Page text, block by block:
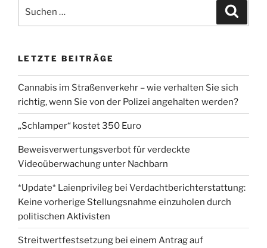
nach:
LETZTE BEITRÄGE
Cannabis im Straßenverkehr – wie verhalten Sie sich
richtig, wenn Sie von der Polizei angehalten werden?
„Schlamper“ kostet 350 Euro
Beweisverwertungsverbot für verdeckte
Videoüberwachung unter Nachbarn
*Update* Laienprivileg bei Verdachtberichterstattung:
Keine vorherige Stellungsnahme einzuholen durch
politischen Aktivisten
Streitwertfestsetzung bei einem Antrag auf